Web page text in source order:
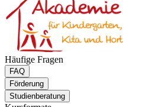
Häufige Fragen
FAQ
Förderung
Studienberatung